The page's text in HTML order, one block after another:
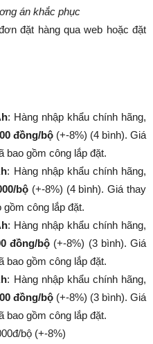
án khắc phục
đặt hàng qua web hoặc đặt
: Hàng nhập khẩu chính hãng,
đồng/bộ (+-8%) (4 bình). Giá
bao gồm công lắp đặt.
: Hàng nhập khẩu chính hãng,
bộ (+-8%​​​​​​​) (4 bình). Giá thay
gồm công lắp đặt.
: Hàng nhập khẩu chính hãng,
đồng/bộ (+-8%​​​​​​​) (3 bình). Giá
bao gồm công lắp đặt.
: Hàng nhập khẩu chính hãng,
đồng/bộ (+-8%​​​​​​​) (3 bình). Giá
bao gồm công lắp đặt.
bộ (+-8%​​​​​​​)